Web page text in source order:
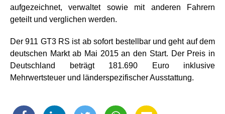
aufgezeichnet, verwaltet sowie mit anderen Fahrern
geteilt und verglichen werden.
Der 911 GT3 RS ist ab sofort bestellbar und geht auf dem
deutschen Markt ab Mai 2015 an den Start. Der Preis in
Deutschland beträgt 181.690 Euro inklusive
Mehrwertsteuer und länderspezifischer Ausstattung.